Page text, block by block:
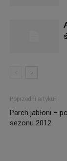
Poprzedni artykuł
Parch jabłoni –
sezonu 2012